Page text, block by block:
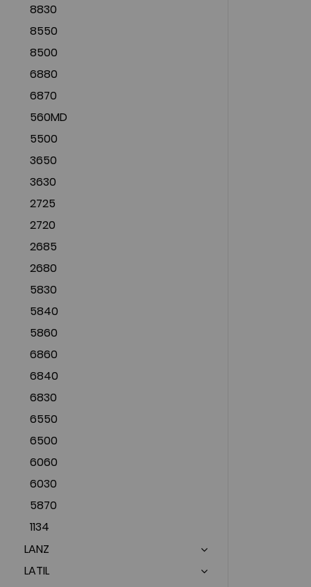
8830
8550
8500
6880
6870
560MD
5500
3650
3630
2725
2720
2685
2680
5830
5840
5860
6860
6840
6830
6550
6500
6060
6030
5870
1134
LANZ
LATIL